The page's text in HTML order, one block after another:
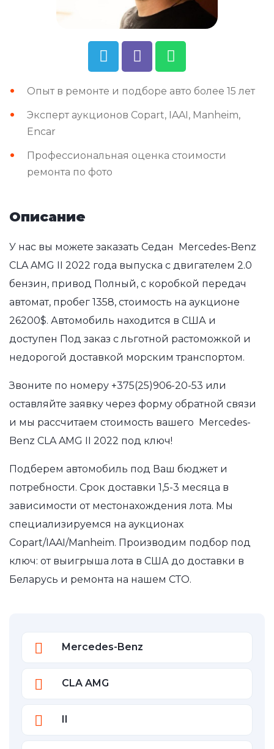
Опыт в ремонте и подборе авто более 15 лет
Эксперт аукционов Copart, IAAI, Manheim,
Encar
Профессиональная оценка стоимости
ремонта по фото
Описание
У нас вы можете заказать Седан Mercedes-Benz
CLA AMG II 2022 года выпуска с двигателем 2.0
бензин, привод Полный, с коробкой передач
автомат, пробег 1358, стоимость на аукционе
26200$. Автомобиль находится в США и
доступен Под заказ с льготной растоможкой и
недорогой доставкой морским транспортом.
Звоните по номеру +375(25)906-20-53 или
оставляйте заявку через форму обратной связи
и мы рассчитаем стоимость вашего Mercedes-
Benz CLA AMG II 2022 под ключ!
Подберем автомобиль под Ваш бюджет и
потребности. Срок доставки 1,5-3 месяца в
зависимости от местонахождения лота. Мы
специализируемся на аукционах
Copart/IAAI/Manheim. Производим подбор под
ключ: от выигрыша лота в США до доставки в
Беларусь и ремонта на нашем СТО.
Mercedes-Benz
CLA AMG
II